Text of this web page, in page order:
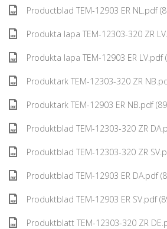
Productblad TEM-12903 ER NL.pdf
Produkta lapa TEM-12303-320 ZR
Produkta lapa TEM-12903 ER LV.pdf
Produktark TEM-12303-320 ZR
Produktark TEM-12903 ER NB.pdf
Produktblad TEM-12303-320 ZR
Produktblad TEM-12303-320 ZR
Produktblad TEM-12903 ER DA.pdf
Produktblad TEM-12903 ER SV.pdf
Produktblatt TEM-12303-320 ZR